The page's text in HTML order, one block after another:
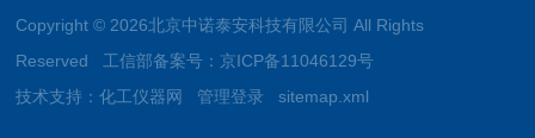
Copyright © 2026北京中诺泰安科技有限公司 All Rights
Reserved 工信部备案号： 京ICP备11046129号
技术支持：化工仪器网 管理登录 sitemap.xml